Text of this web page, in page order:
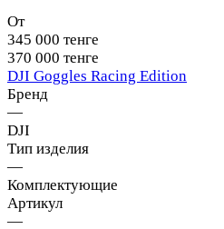
От
345 000 тенге
370 000 тенге
DJI Goggles Racing Edition
Бренд
—
DJI
Тип изделия
—
Комплектующие
Артикул
—